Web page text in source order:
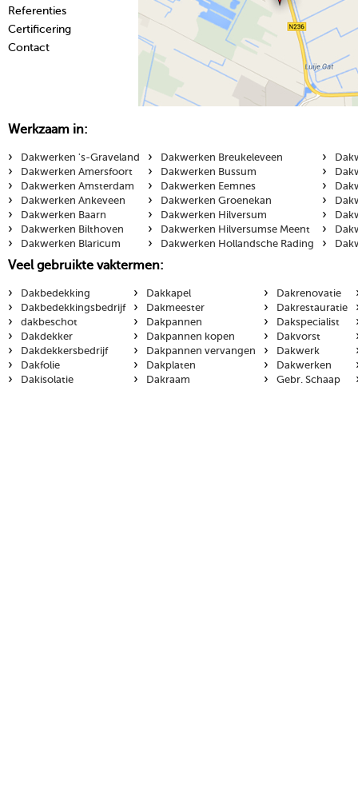
Referenties
Certificering
Contact
Werkzaam in:
›
Dakwerken 's-Graveland
› Dakwerken Amersfoort
› Dakwerken Amsterdam
› Dakwerken Ankeveen
› Dakwerken Baarn
› Dakwerken Bilthoven
› Dakwerken Blaricum
› Dakwerken Breukeleveen
› Dakwerken Bussum
› Dakwerken Eemnes
› Dakwerken Groenekan
› Dakwerken Hilversum
› Dakwerken Hilversumse Meent
› Dakwerken Hollandsche Rading
›
›
›
›
›
›
›
Veel gebruikte vaktermen:
›
Dakbedekking
› Dakbedekkingsbedrijf
› dakbeschot
› Dakdekker
› Dakdekkersbedrijf
› Dakfolie
› Dakisolatie
› Dakkapel
› Dakmeester
› Dakpannen
› Dakpannen kopen
› Dakpannen vervangen
› Dakplaten
› Dakraam
› Dakrenovatie
› Dakrestauratie
› Dakspecialist
› Dakvorst
› Dakwerk
› Dakwerken
› Gebr. Schaap